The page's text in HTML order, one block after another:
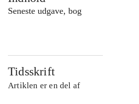
Seneste udgave, bog
Tidsskrift
Artiklen er en del af